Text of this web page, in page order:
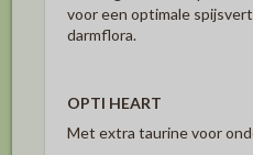
voor een optimale
darmflora.
OPTI HEART
Met extra taurine voor